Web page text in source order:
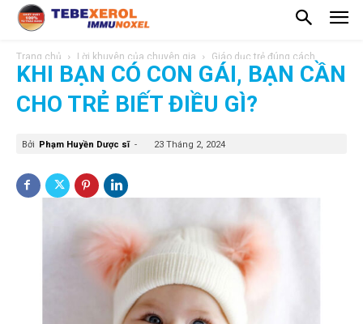
Trang chủ Lời khuyên của chuyên gia Giáo dục trẻ đúng cách
KHI BẠN CÓ CON GÁI, BẠN CẦN
CHO TRẺ BIẾT ĐIỀU GÌ?
Bởi Phạm Huyền Dược sĩ - 23 Tháng 2, 2024